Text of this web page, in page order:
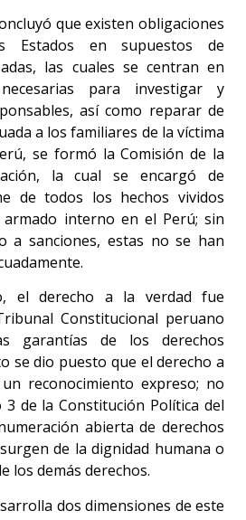
que existen obligaciones
en supuestos de
las cuales se centran en
para investigar y
así como reparar de
a los familiares de la víctima
se formó la Comisión de la
la cual se encargó de
de todos los hechos vividos
interno en el Perú; sin
a sanciones, estas no se han
el derecho a la verdad fue
Constitucional peruano
garantías de los derechos
se dio puesto que el derecho a
reconocimiento expreso; no
de la Constitución Política del
abierta de derechos
de la dignidad humana o
los demás derechos.
dos dimensiones de este